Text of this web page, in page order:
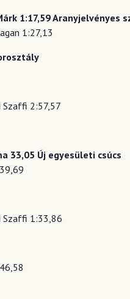
1:17,59 Aranyjelvényes
1:27,13
Szaffi 2:57,57
33,05 Új egyesületi csúcs
Szaffi 1:33,86